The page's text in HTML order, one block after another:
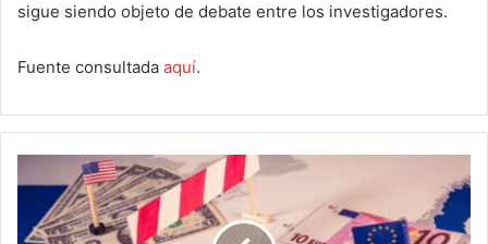
sigue siendo objeto de debate entre los investigadores.
Fuente consultada aquí.
de
verdad
Estados